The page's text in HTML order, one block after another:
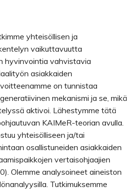
yhteisöllisen ja
vaikuttavuutta
hyvinvointia vahvistavia
asiakkaiden
on tunnistaa
mekanismi ja se, mikä
aktivoi. Lähestymme tätä
KAIMeR-teorian avulla.
yhteisölliseen ja/tai
osallistuneiden asiakkaiden
vertaisohjaajien
Olemme analysoineet aineiston
Tutkimuksemme